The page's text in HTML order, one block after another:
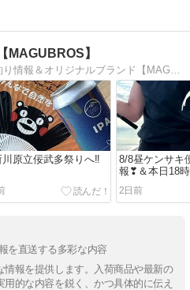
MAGUBROS】
川原立佞武多祭りへ‼
8/8昼ケンサキ
報❣＆本日18
2日前
を直送する多彩な内容
報を提供します。入荷商品や最新の
的な内容を鋭く、かつ具体的に伝え